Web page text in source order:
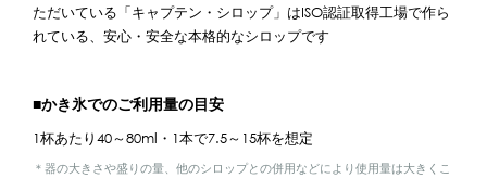
ただいている「キャプテン・シロップ」はISO認証取得工場で作ら
れている、安心・安全な本格的なシロップです
■かき氷でのご利用量の目安
1杯あたり40～80ml・1本で7.5～15杯を想定
＊器の大きさや盛りの量、他のシロップとの併用などにより使用量は大きくこ